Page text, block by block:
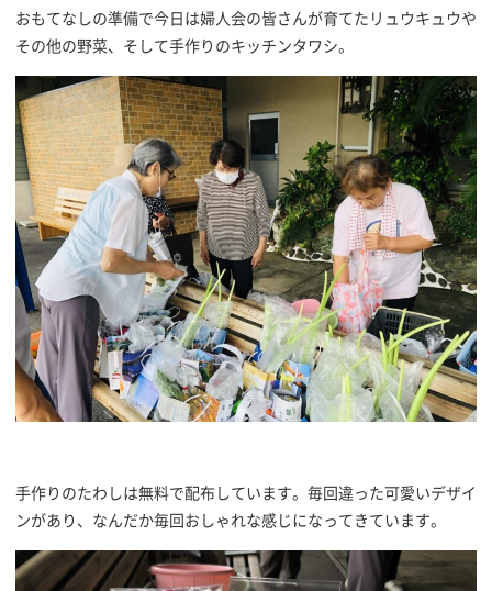
おもてなしの準備で今日は婦人会の皆さんが育てたリュウキュウや
その他の野菜、そして手作りのキッチンタワシ。
手作りのたわしは無料で配布しています。毎回違った可愛いデザイ
ンがあり、なんだか毎回おしゃれな感じになってきています。